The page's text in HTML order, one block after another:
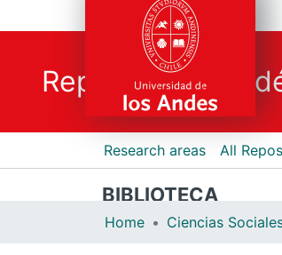
Repositorio
Research areas All
BIBLIOTECA
Home
Ciencias